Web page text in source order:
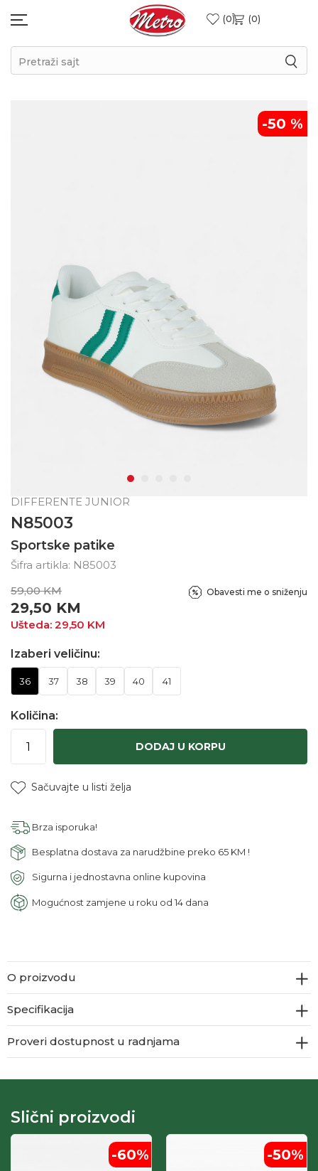
0 0
Pretraži sajt
-50 %
DIFFERENTE JUNIOR
N85003
Sportske patike
Šifra artikla: N85003
59,00 KM
29,50 KM
Ušteda: 29,50 KM
Obavesti me o sniženju
Izaberi veličinu:
36 37 38 39 40 41
Količina:
DODAJ U KORPU
Sačuvajte u listi želja
Brza isporuka!
Besplatna dostava za narudžbine preko 65 KM !
Sigurna i jednostavna online kupovina
Mogućnost zamjene u roku od 14 dana
O proizvodu
Specifikacija
Proveri dostupnost u radnjama
Slični proizvodi
-60% -50%